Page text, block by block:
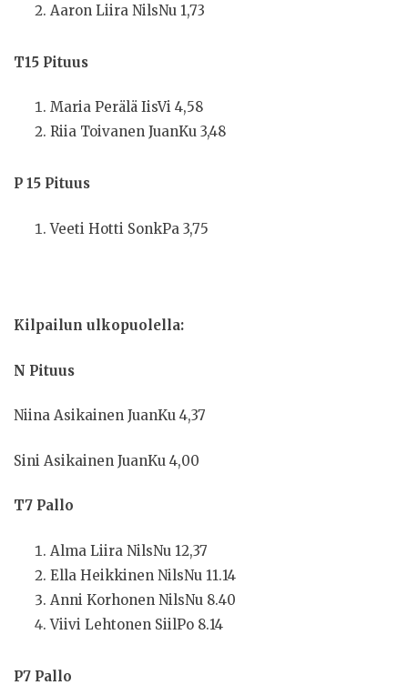
Aaron Liira NilsNu 1,73
T15 Pituus
Maria Perälä IisVi 4,58
Riia Toivanen JuanKu 3,48
P 15 Pituus
Veeti Hotti SonkPa 3,75
Kilpailun ulkopuolella:
N Pituus
Niina Asikainen JuanKu 4,37
Sini Asikainen JuanKu 4,00
T7 Pallo
Alma Liira NilsNu 12,37
Ella Heikkinen NilsNu 11.14
Anni Korhonen NilsNu 8.40
Viivi Lehtonen SiilPo 8.14
P7 Pallo